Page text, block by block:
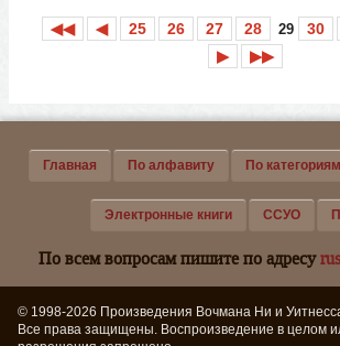
◀◀ ◀ 25 26 27 28 29 30
▶
▶▶
Главная По алфавиту По категориям
Электронные книги ССУО
По всем вопросам пишите по адресу
© 1998-2026 Произведения Вочмана Ни и
Все права защищены. Воспроизведение в целом